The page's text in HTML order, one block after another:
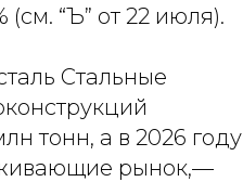
“Ъ” от 22 июля).
Стальные
тонн, а в 2026 году
рынок,—